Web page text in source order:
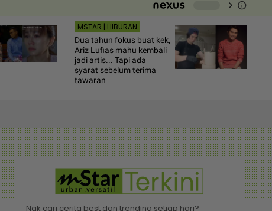
chevron_right info
MSTAR | HIBURAN
Dua tahun fokus buat kek,
Ariz Lufias mahu kembali
jadi artis... Tapi ada
syarat sebelum terima
tawaran
Nak cari cerita best dan trending setiap hari?